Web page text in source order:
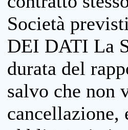
Società
DEI DATI La
durata del
salvo che non